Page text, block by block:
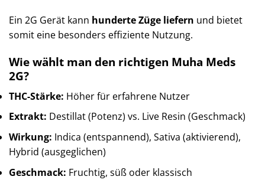
Ein 2G Gerät kann hunderte Züge liefern und bietet
somit eine besonders effiziente Nutzung.
Wie wählt man den richtigen Muha Meds
2G?
THC-Stärke: Höher für erfahrene Nutzer
Extrakt: Destillat (Potenz) vs. Live Resin (Geschmack)
Wirkung: Indica (entspannend), Sativa (aktivierend),
Hybrid (ausgeglichen)
Geschmack: Fruchtig, süß oder klassisch